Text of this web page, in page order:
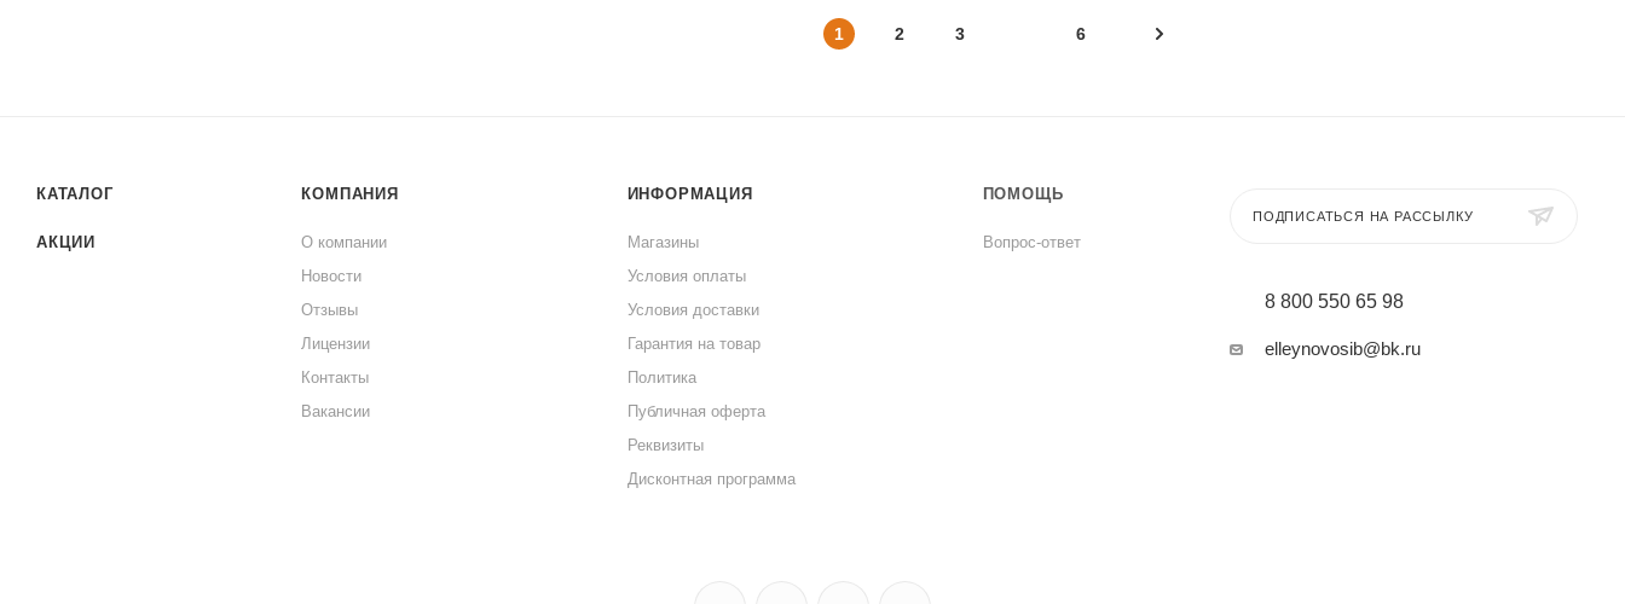
1 2 3 6
КАТАЛОГ
АКЦИИ
КОМПАНИЯ
О компании
Новости
Отзывы
Лицензии
Контакты
Вакансии
ИНФОРМАЦИЯ
Магазины
Условия оплаты
Условия доставки
Гарантия на товар
Политика
Публичная оферта
Реквизиты
Дисконтная программа
ПОМОЩЬ
Вопрос-ответ
ПОДПИСАТЬСЯ НА РАССЫЛКУ
8 800 550 65 98
elleynovosib@bk.ru